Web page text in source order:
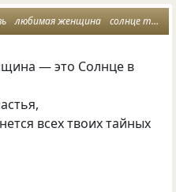
любимая женщина солнце твое
— это Солнце в
всех твоих тайных